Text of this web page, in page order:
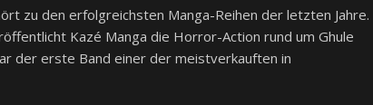
zu den erfolgreichsten Manga-Reihen der letzten Jahre.
Kazé Manga die Horror-Action rund um Ghule
der erste Band einer der meistverkauften in